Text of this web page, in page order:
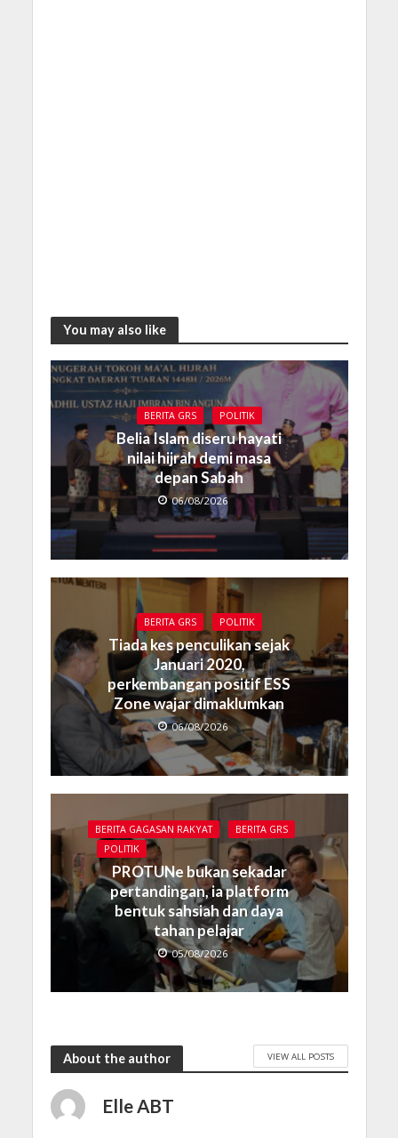
You may also like
BERITA GRS POLITIK
Belia Islam diseru hayati
nilai hijrah demi masa
depan Sabah
06/08/2026
BERITA GRS POLITIK
Tiada kes penculikan sejak
Januari 2020,
perkembangan positif ESS
Zone wajar dimaklumkan
06/08/2026
BERITA GAGASAN RAKYAT
BERITA GRS
POLITIK
PROTUNe bukan sekadar
pertandingan, ia platform
bentuk sahsiah dan daya
tahan pelajar
05/08/2026
About the author VIEW ALL POSTS
Elle ABT